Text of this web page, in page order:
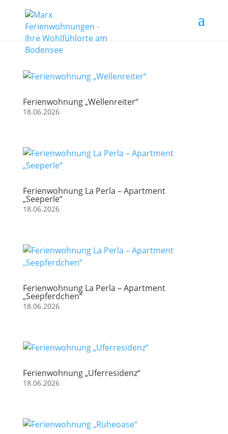
Ferienwohnung „Wellenreiter“
18.06.2026
Ferienwohnung La Perla – Apartment
„Seeperle“
18.06.2026
Ferienwohnung La Perla – Apartment
„Seepferdchen“
18.06.2026
Ferienwohnung „Uferresidenz“
18.06.2026